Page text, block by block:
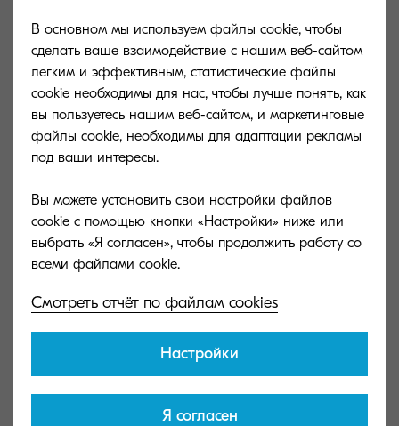
General type
Banner paper feeding guide
Capacity (sheets)
на 10 листов
Dimensions (W x
(W x D x H): 250 x 374 x
152 mm
Paper size
320 x 1 220 mm
CB-7100W
General type
деревянная тумба-
подставка
315 mm
Paper size
В основном мы используем файлы cookie, чтобы
сделать ваше взаимодействие с нашим веб-сайтом
легким и эффективным, статистические файлы
cookie необходимы для нас, чтобы лучше понять, как
вы пользуетесь нашим веб-сайтом, и маркетинговые
файлы cookie, необходимы для адаптации рекламы
под ваши интересы.
Вы можете установить свои настройки файлов
cookie с помощью кнопки «Настройки» ниже или
выбрать «Я согласен», чтобы продолжить работу со
Смотреть отчёт по файлам cookies
Настройки
Я согласен